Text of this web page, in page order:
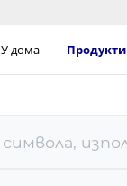
У дома Продукти